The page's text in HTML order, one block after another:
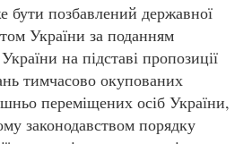
бути позбавлений державної
України за поданням
на підставі пропозиції
тимчасово окупованих
переміщених осіб України,
законодавством порядку